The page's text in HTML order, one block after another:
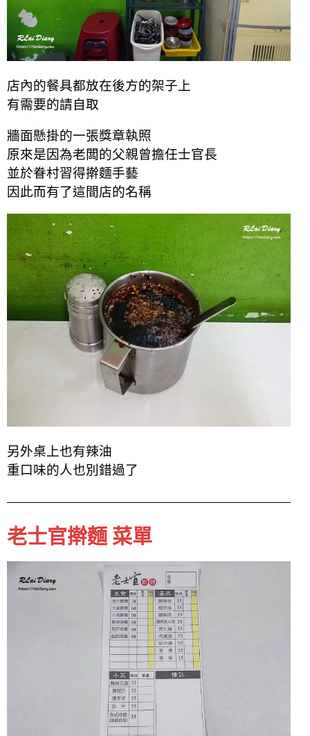
店內的餐具都放在後方的架子上
有需要的請自取
牆面懸掛的一張獎章執照
原來是因為老闆的父親曾擔任士官長
並於眷村習得擀麵手藝
因此而有了這間店的名稱
另外桌上也有辣油
重口味的人也別錯過了
老士官擀麵 菜單